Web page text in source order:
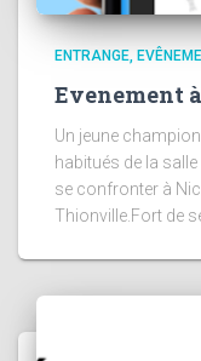
ENTRANGE
Evenement
Un jeune
habitués de la
se confronter à
Thionville.Fort de